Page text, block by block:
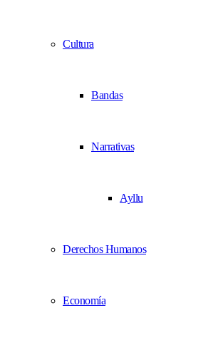
Cultura
Bandas
Narrativas
Ayllu
Derechos Humanos
Economía